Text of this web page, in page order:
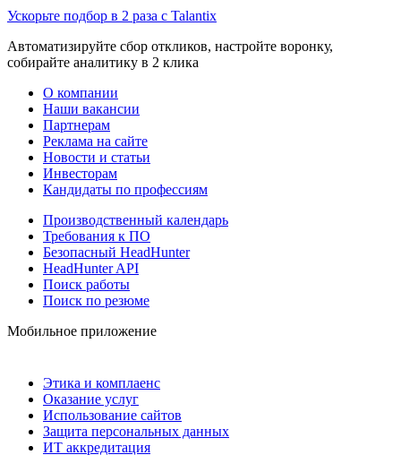
Ускорьте подбор в 2 раза с Talantix
Автоматизируйте сбор откликов, настройте воронку,
собирайте аналитику в 2 клика
О компании
Наши вакансии
Партнерам
Реклама на сайте
Новости и статьи
Инвесторам
Кандидаты по профессиям
Производственный календарь
Требования к ПО
Безопасный HeadHunter
HeadHunter API
Поиск работы
Поиск по резюме
Мобильное приложение
Этика и комплаенс
Оказание услуг
Использование сайтов
Защита персональных данных
ИТ аккредитация